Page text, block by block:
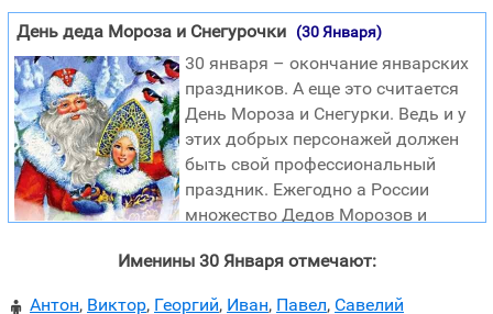
День деда Мороза и Снегурочки (30 Января)
30 января – окончание январских
праздников. А еще это считается
День Мороза и Снегурки. Ведь и у
этих добрых персонажей должен
быть свой профессиональный
праздник. Ежегодно а России
множество Дедов Морозов и
долгожданные подарки. Абсолютно все новогодние
Именины 30 Января отмечают:
 Антон, Виктор, Георгий, Иван, Павел, Савелий